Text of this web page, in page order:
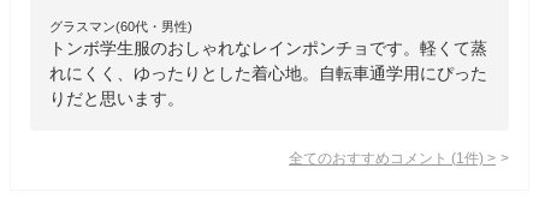
グラスマン(60代・男性)
トンボ学生服のおしゃれなレインポンチョです。軽くて蒸
れにくく、ゆったりとした着心地。自転車通学用にぴった
りだと思います。
全てのおすすめコメント (1 件) >